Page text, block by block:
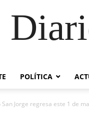
POLÍTICA
San Jorge regresa este 1 de